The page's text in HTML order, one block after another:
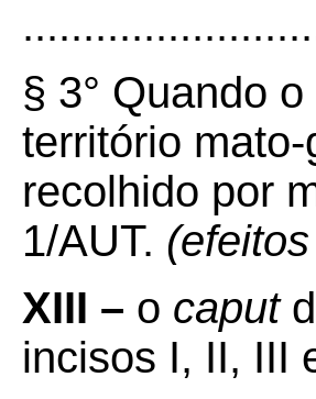
§ 3° Quando
território
recolhido por
1/AUT.
XIII – o caput
incisos I, II, III